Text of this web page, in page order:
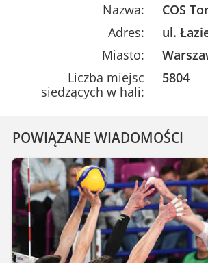
Nazwa:
COS
Adres:
ul.
Miasto:
Liczba miejsc
siedzących w hali:
5804
POWIĄZANE WIADOMOŚCI